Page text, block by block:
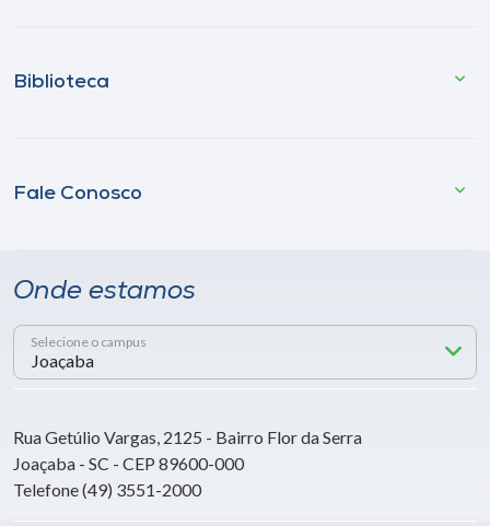
Biblioteca
Fale Conosco
Onde estamos
Selecione o campus
Rua Getúlio Vargas, 2125 - Bairro Flor da Serra
Joaçaba - SC - CEP 89600-000
Telefone (49) 3551-2000